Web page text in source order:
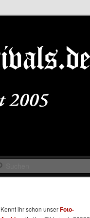
Kennt ihr schon unserFoto-